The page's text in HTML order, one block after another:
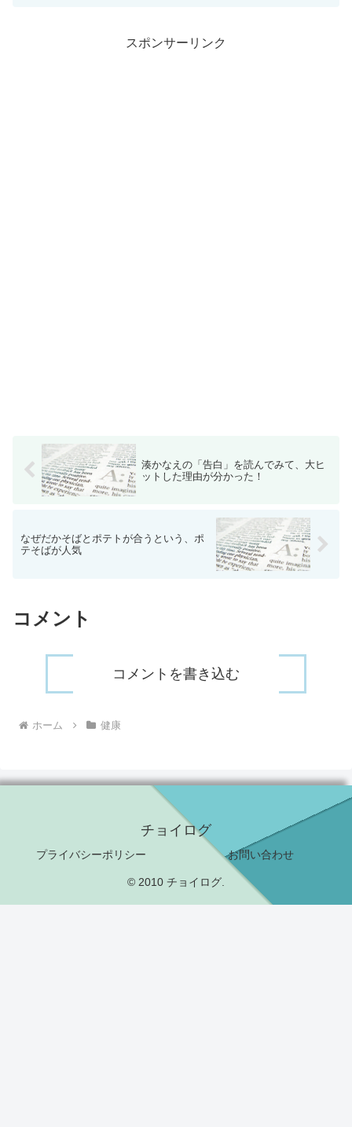
スポンサーリンク
湊かなえの「告白」を読んでみて、大ヒ
ットした理由が分かった！
なぜだかそばとポテトが合うという、ポ
テそばが人気
コメント
コメントを書き込む
ホーム 健康
チョイログ
プライバシーポリシー お問い合わせ
© 2010 チョイログ.